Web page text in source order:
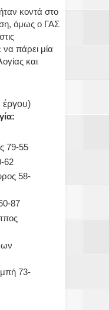
κοντά στο
όμως ο ΓΑΣ
να πάρει μία
και
έργου)
79-55
62
58-
87
73-